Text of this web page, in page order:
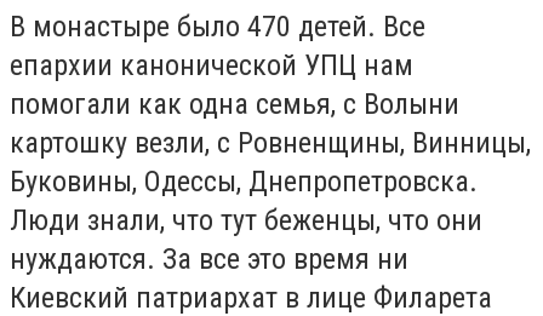
В монастыре было 470 детей. Все
епархии канонической УПЦ нам
помогали как одна семья, с Волыни
картошку везли, с Ровненщины, Винницы,
Буковины, Одессы, Днепропетровска.
Люди знали, что тут беженцы, что они
нуждаются. За все это время ни
Киевский патриархат в лице Филарета